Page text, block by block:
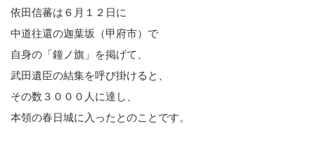
依田信蕃は６月１２日に
中道往還の迦葉坂（甲府市）で
自身の「鐘ノ旗」を掲げて、
武田遺臣の結集を呼び掛けると、
その数３０００人に達し、
本領の春日城に入ったとのことです。